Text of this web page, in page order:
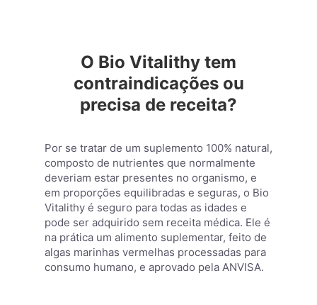
O Bio Vitalithy tem
contraindicações ou
precisa de receita?
Por se tratar de um suplemento 100% natural,
composto de nutrientes que normalmente
deveriam estar presentes no organismo, e
em proporções equilibradas e seguras, o Bio
Vitalithy é seguro para todas as idades e
pode ser adquirido sem receita médica. Ele é
na prática um alimento suplementar, feito de
algas marinhas vermelhas processadas para
consumo humano, e aprovado pela ANVISA.